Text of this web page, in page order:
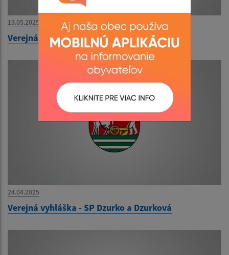
13.05.2025
Verejná vyhláška - Kolaudačné rozh. Trist
24.04.2025
Verejná vyhláška - SP Dzurko a Dzurková